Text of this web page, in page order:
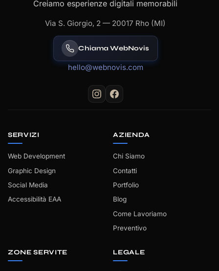
Creiamo esperienze digitali memorabili
Via S. Giorgio, 2 — 20017 Rho (MI)
Chiama WebNovis
hello@webnovis.com
SERVIZI
Web Development
Graphic Design
Social Media
Accessibilità EAA
AZIENDA
Chi Siamo
Contatti
Portfolio
Blog
Come Lavoriamo
Preventivo
ZONE SERVITE LEGALE